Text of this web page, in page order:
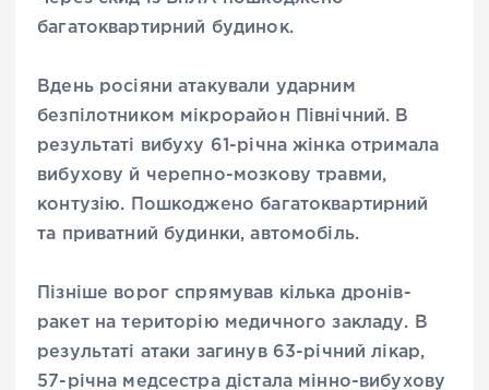
багатоквартирний будинок.
Вдень росіяни атакували ударним
безпілотником мікрорайон Північний. В
результаті вибуху 61-річна жінка отримала
вибухову й черепно-мозкову травми,
контузію. Пошкоджено багатоквартирний
та приватний будинки, автомобіль.
Пізніше ворог спрямував кілька дронів-
ракет на територію медичного закладу. В
результаті атаки загинув 63-річний лікар,
57-річна медсестра дістала мінно-вибухову